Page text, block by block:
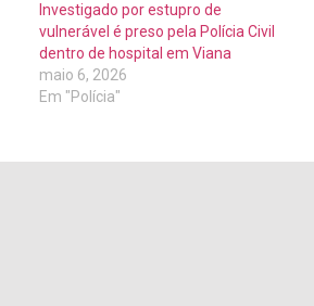
Investigado por estupro de
vulnerável é preso pela Polícia Civil
dentro de hospital em Viana
maio 6, 2026
Em "Polícia"